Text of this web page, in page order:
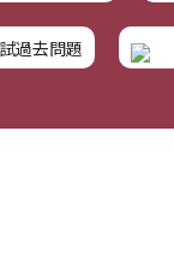
過去問題